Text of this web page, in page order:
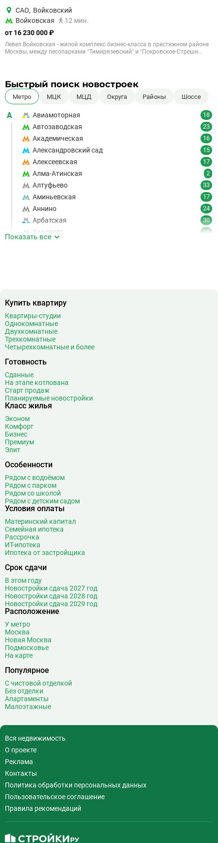
САО, Войковский
Войковская
12 мин.
от 16 230 000 ₽
Левел Войковская - жилой комплекс бизнес-класса в престижном районе
Москвы, между лесопарками “Тимирязевский” и “Покровское-Стрешн...
Быстрый поиск новостроек
Метро МЦК МЦД Округа Районы Шоссе
А Авиамоторная 18
Автозаводская 23
Академическая 16
Александровский сад 15
Алексеевская 17
Алма-Атинская 2
Алтуфьево 33
Аминьевская 17
Аннино 24
Арбатская 30
Аэропорт 16
Беговая
Беломорская
Белорусская
Беляево
Библиотека имени Ленина
Битцевский парк
Борисово
Боровицкая
Ботанический сад
Бунинская аллея
Бутырская
В Вавиловская
Варшавская
ВДНХ
Верхние Лихоборы
Владыкино
Водный стадион
Войковская
Волгоградский проспект
Волжская
Волоколамская
Воробьёвы горы
Воронцовская
Выставочный центр
Выхино
Г Генерала Тюленева
Деловой центр
Динамо
Добрынинская
Домодедовская
Дорогомиловская
Достоевская
Дубровка 14
Жулебино
Показать все
Купить квартиру
Квартиры-студии
Однокомнатные
Двухкомнатные
Трехкомнатные
Четырехкомнатные и более
Готовность
Сданные
На этапе котлована
Старт продаж
Планируемые новостройки
Класс жилья
Эконом
Комфорт
Бизнес
Премиум
Элит
Особенности
Рядом с водоёмом
Рядом с парком
Рядом со школой
Рядом с детским садом
Условия оплаты
Материнский капитал
Семейная ипотека
Рассрочка
ИТ-ипотека
Ипотека от застройщика
Срок сдачи
В этом году
Новостройки сдача 2027 год
Новостройки сдача 2028 год
Новостройки сдача 2029 год
Расположение
У метро
Москва
Новая Москва
Подмосковье
На карте
Популярное
С чистовой отделкой
Без отделки
Апартаменты
Малоэтажные
Вся недвижимость
О проекте
Реклама
Контакты
Политика обработки персональных данных
Пользовательское соглашение
Правила рекомендаций